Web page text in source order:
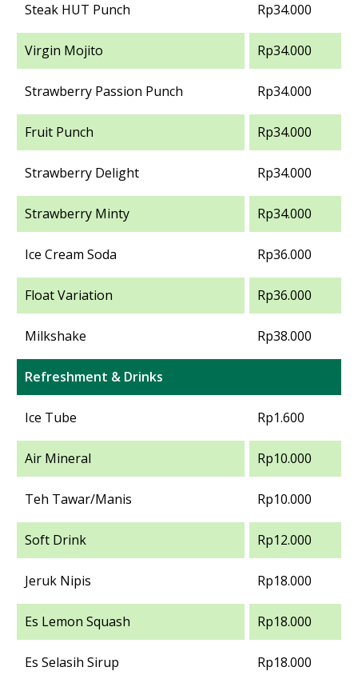
Steak HUT Punch Rp34.000
Virgin Mojito Rp34.000
Strawberry Passion Punch Rp34.000
Fruit Punch Rp34.000
Strawberry Delight Rp34.000
Strawberry Minty Rp34.000
Ice Cream Soda Rp36.000
Float Variation Rp36.000
Milkshake Rp38.000
Refreshment & Drinks
Ice Tube Rp1.600
Air Mineral Rp10.000
Teh Tawar/Manis Rp10.000
Soft Drink Rp12.000
Jeruk Nipis Rp18.000
Es Lemon Squash Rp18.000
Es Selasih Sirup Rp18.000